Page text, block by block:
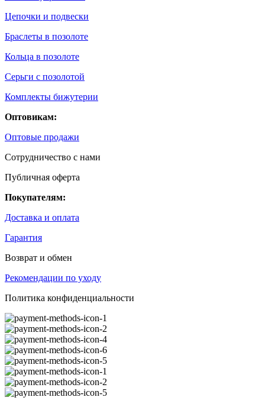
Цепочки и подвески
Браслеты в позолоте
Кольца в позолоте
Серьги с позолотой
Комплекты бижутерии
Оптовикам:
Оптовые продажи
Сотрудничество с нами
Публичная оферта
Покупателям:
Доставка и оплата
Гарантия
Возврат и обмен
Рекомендации по уходу
Политика конфиденциальности